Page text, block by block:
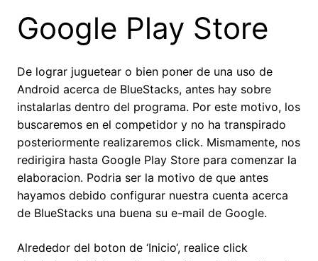
Google Play Store
De lograr juguetear o bien poner de una uso de
Android acerca de BlueStacks, antes hay sobre
instalarlas dentro del programa. Por este motivo, los
buscaremos en el competidor y no ha transpirado
posteriormente realizaremos click. Mismamente, nos
redirigira hasta Google Play Store para comenzar la
elaboracion. Podria ser la motivo de que antes
hayamos debido configurar nuestra cuenta acerca
de BlueStacks una buena su e-mail de Google.
Alrededor del boton de ‘Inicio‘, realice click